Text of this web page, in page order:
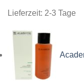
Lieferzeit: 2-3 Tage